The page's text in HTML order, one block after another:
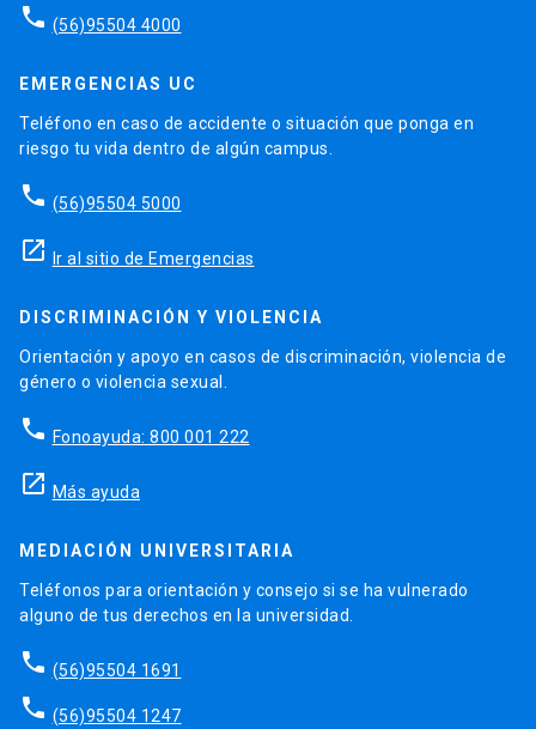
phone (56)95504 4000
EMERGENCIAS UC
Teléfono en caso de accidente o situación que ponga en
riesgo tu vida dentro de algún campus.
phone (56)95504 5000
launch Ir al sitio de Emergencias
DISCRIMINACIÓN Y VIOLENCIA
Orientación y apoyo en casos de discriminación, violencia de
género o violencia sexual.
phone Fonoayuda: 800 001 222
launch Más ayuda
MEDIACIÓN UNIVERSITARIA
Teléfonos para orientación y consejo si se ha vulnerado
alguno de tus derechos en la universidad.
phone (56)95504 1691
phone (56)95504 1247